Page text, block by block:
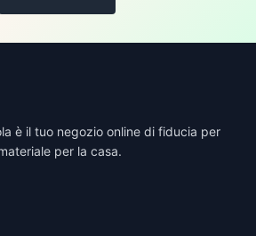
è il tuo negozio online di fiducia per
per la casa.